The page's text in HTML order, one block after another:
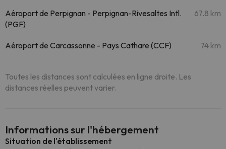
Aéroport de Perpignan - Perpignan-Rivesaltes Intl.
(PGF)
67.8 km
Aéroport de Carcassonne - Pays Cathare (CCF) 74 km
Toutes les distances sont calculées en ligne droite. Les
distances réelles peuvent varier.
Informations sur l'hébergement
Situation de l'établissement